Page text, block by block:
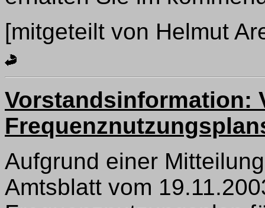
[mitgeteilt von Helmut
Vorstandsinformation:
Aufgrund einer
Amtsblatt vom